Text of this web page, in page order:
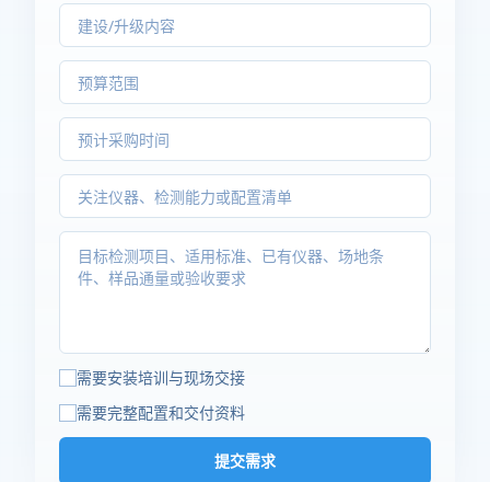
需要安装培训与现场交接
需要完整配置和交付资料
提交需求